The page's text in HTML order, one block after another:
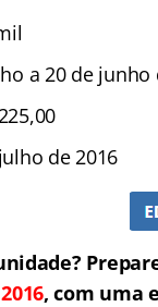
a 20 de junho
de 2016
, com uma